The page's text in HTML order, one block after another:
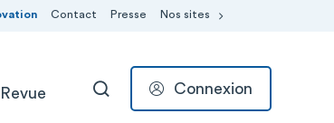
Contact Presse Nos sites
Revue RECHERCHER
Connexion